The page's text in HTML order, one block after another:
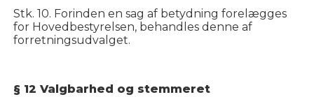
Stk. 10. Forinden en sag af betydning forelægges
for Hovedbestyrelsen, behandles denne af
forretningsudvalget.
§ 12 Valgbarhed og stemmeret